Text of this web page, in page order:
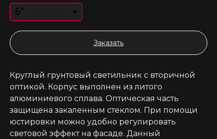
Заказать
Круглый грунтовый светильник с вторичной
оптикой. Корпус выполнен из литого
алюминиевого сплава. Оптическая часть
защищена закаленным стеклом. При помощи
юстировки можно удобно регулировать
световой эффект на фасаде. Данный